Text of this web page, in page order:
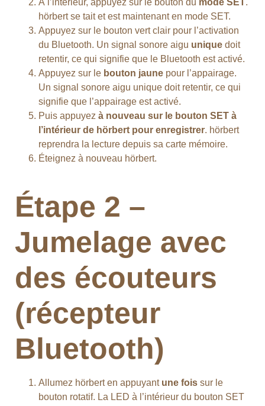
À l’intérieur, appuyez sur le bouton du mode SET.
hörbert se tait et est maintenant en mode SET.
Appuyez sur le bouton vert clair pour l’activation
du Bluetooth. Un signal sonore aigu unique doit
retentir, ce qui signifie que le Bluetooth est activé.
Appuyez sur le bouton jaune pour l’appairage.
Un signal sonore aigu unique doit retentir, ce qui
signifie que l’appairage est activé.
Puis appuyez à nouveau sur le bouton SET à
l’intérieur de hörbert pour enregistrer. hörbert
reprendra la lecture depuis sa carte mémoire.
Éteignez à nouveau hörbert.
Étape 2 –
Jumelage avec
des écouteurs
(récepteur
Bluetooth)
Allumez hörbert en appuyant une fois sur le
bouton rotatif. La LED à l’intérieur du bouton SET